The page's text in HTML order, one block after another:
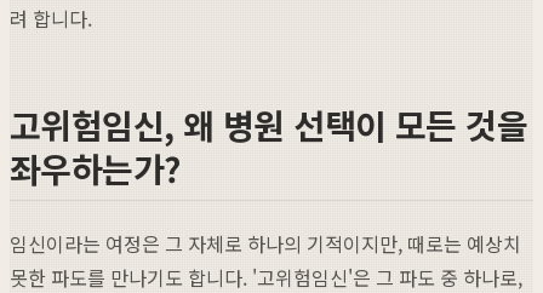
려 합니다.
고위험임신, 왜 병원 선택이 모든 것을
좌우하는가?
임신이라는 여정은 그 자체로 하나의 기적이지만, 때로는 예상치
못한 파도를 만나기도 합니다. '고위험임신'은 그 파도 중 하나로,